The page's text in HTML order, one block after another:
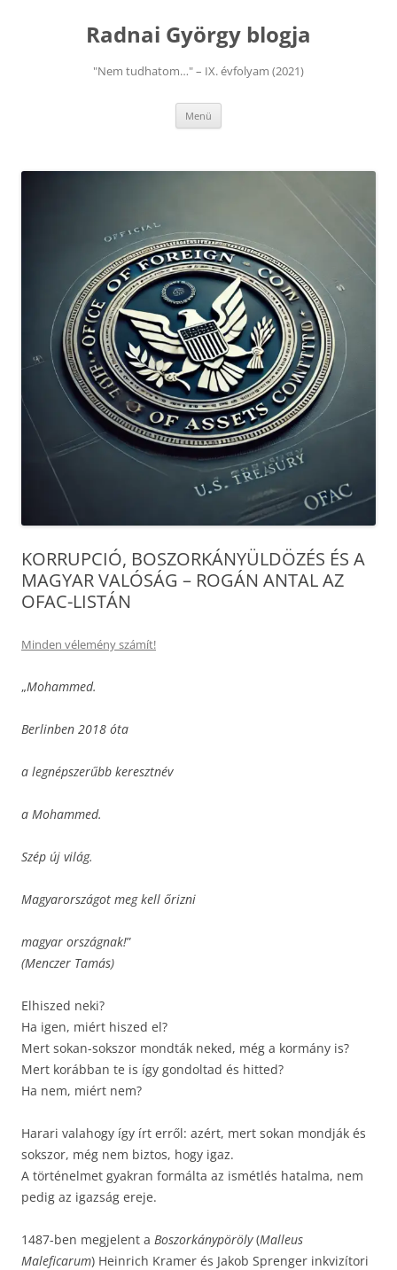
Radnai György blogja
"Nem tudhatom…" – IX. évfolyam (2021)
Menü
KORRUPCIÓ, BOSZORKÁNYÜLDÖZÉS ÉS A
MAGYAR VALÓSÁG – ROGÁN ANTAL AZ
OFAC-LISTÁN
Minden vélemény számít!
„Mohammed.
Berlinben 2018 óta
a legnépszerűbb keresztnév
a Mohammed.
Szép új világ.
Magyarországot meg kell őrizni
magyar országnak!”
(Menczer Tamás)
Elhiszed neki?
Ha igen, miért hiszed el?
Mert sokan-sokszor mondták neked, még a kormány is?
Mert korábban te is így gondoltad és hitted?
Ha nem, miért nem?
Harari valahogy így írt erről: azért, mert sokan mondják és
sokszor, még nem biztos, hogy igaz.
A történelmet gyakran formálta az ismétlés hatalma, nem
pedig az igazság ereje.
1487-ben megjelent a Boszorkánypöröly(Malleus
Maleficarum) Heinrich Kramer és Jakob Sprenger inkvizítori